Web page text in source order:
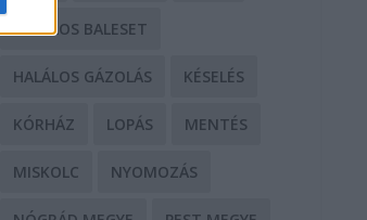
HALÁLOS BALESET
HALÁLOS GÁZOLÁS KÉSELÉS
KÓRHÁZ LOPÁS MENTÉS
MISKOLC NYOMOZÁS